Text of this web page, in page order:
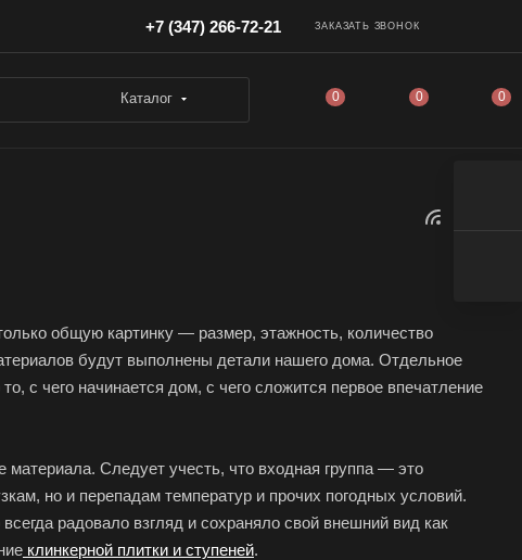
+7 (347) 266-72-21 ЗАКАЗАТЬ ЗВОНОК
Каталог 0 0 0
общую картинку — размер, этажность, количество
будут выполнены детали нашего дома. Отдельное
с чего начинается дом, с чего сложится первое впечатление
материала. Следует учесть, что входная группа — это
но и перепадам температур и прочих погодных условий.
радовало взгляд и сохраняло свой внешний вид как
клинкерной плитки и ступеней.